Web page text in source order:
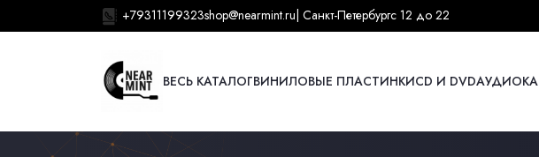
+79311199323shop@nearmint.ru | Санкт-Петербургс 12 до 22
ВЕСЬ КАТАЛОГВИНИЛОВЫЕ ПЛАСТИНКИCD И DVD